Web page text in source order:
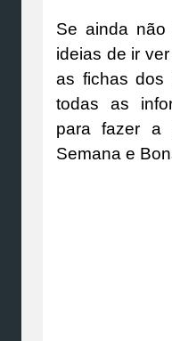
Se ainda
ideias de ir
as fichas dos
todas as
para fazer a
Semana e